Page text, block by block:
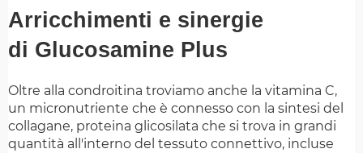
Arricchimenti e sinergie
di Glucosamine Plus
Oltre alla condroitina troviamo anche la vitamina C,
un micronutriente che è connesso con la sintesi del
collagane, proteina glicosilata che si trova in grandi
quantità all'interno del tessuto connettivo, incluse